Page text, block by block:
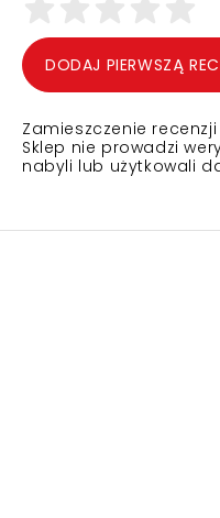
DODAJ PIERWSZĄ
Zamieszczenie
Sklep nie prowadzi
nabyli lub użytkowali